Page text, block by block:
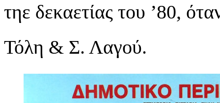
τηε δεκαετίας του ’80,
Τόλη & Σ. Λαγού.